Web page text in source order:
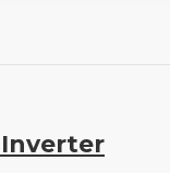
Inverter